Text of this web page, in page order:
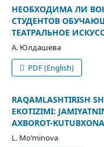
НЕОБХОДИМА ЛИ
СТУДЕНТОВ
ТЕАТРАЛЬНОЕ
А. Юлдашева
PDF (English)
RAQAMLASHTIRISH
EKOTIZIMI:
AXBOROT-
L. Mo‘minova